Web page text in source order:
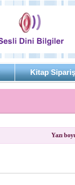
Kitap
Yazı